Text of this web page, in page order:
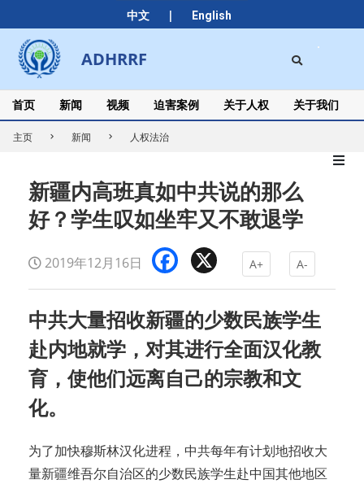
中文 | English
to
content
ADHRRF
Secondary
Navigation
Menu
首页 新闻 视频 迫害案例 关于人权 关于我们
主页 新闻 人权法治
新疆内高班真如中共说的那么
好？学生叹如坐牢又不敢退学
2019年12月16日 Facebook A+ A-
中共大量招收新疆的少数民族学生
赴内地就学，对其进行全面汉化教
育，使他们远离自己的宗教和文
化。
为了加快穆斯林汉化进程，中共每年有计划地招收大
量新疆维吾尔自治区的少数民族学生赴中国其他地区